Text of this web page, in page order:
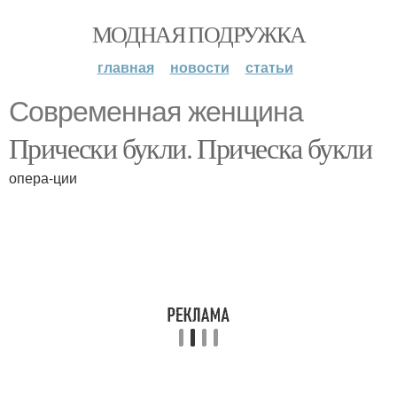
МОДНАЯ ПОДРУЖКА
главная новости статьи
Современная женщина
Прически букли. Прическа букли
опера-ции